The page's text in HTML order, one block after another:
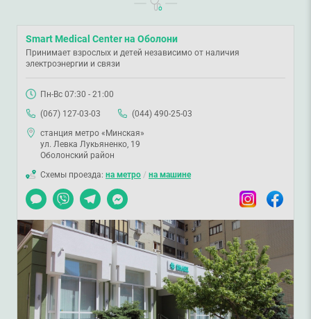
распределять время и энергию;
оценивать риски;
преодолевать стресс.
Психолог в Киеве
Елена Коляда— психолог, детский психолог, психотерапевт по
направлениям «Психоанализ» и «Арт-психотерапия». Психолог
постоянно проходит курсы и семинары, участвует в мастер-классах и
научно-практических конференциях.
Елена Коляда работает с такими вопросами:
эмоциональные расстройства: депрессии, страхи, панические
атаки;
психосоматические расстройства;
зависимое поведение;
психогенное бесплодие;
психологическое сопровождение людей с хроническими
Smart Medical Center на Оболони
Принимает взрослых и детей независимо от наличия
электроэнергии и связи
Пн-Вс 07:30 - 21:00
(067) 127-03-03
(044) 490-25-03
станция метро «Минская»
ул. Левка Лукьяненко, 19
Оболонский район
Схемы проезда: на метро / на машине
Чат
Viber TelegramMessenger InstagramFacebook